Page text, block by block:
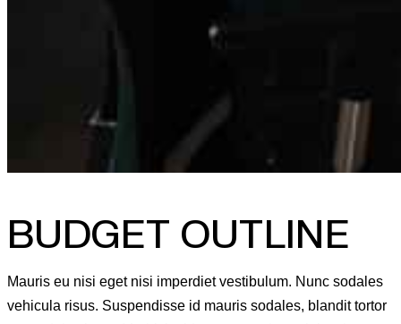
BUDGET OUTLINE
Mauris eu nisi eget nisi imperdiet vestibulum. Nunc sodales
vehicula risus. Suspendisse id mauris sodales, blandit tortor